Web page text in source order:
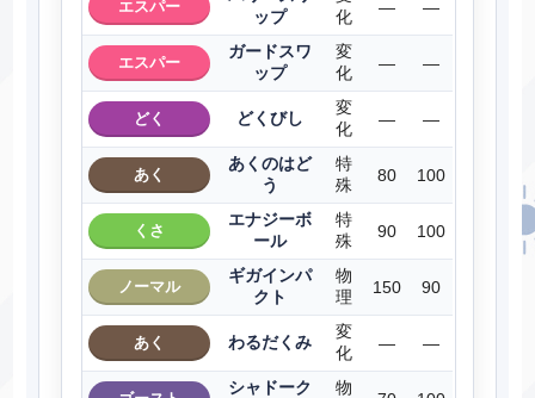
エスパー
ップ
化
― ―
エスパー
ガードスワ
ップ
変
化
― ―
どく どくびし
変
化
― ―
あく
あくのはど
う
特
殊
80 100
くさ
エナジーボ
ール
特
殊
90 100
ノーマル
ギガインパ
クト
物
理
150 90
あく わるだくみ
変
化
― ―
シャドーク
物